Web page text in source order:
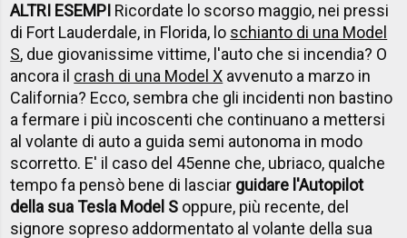
ALTRI ESEMPI Ricordate lo scorso maggio, nei pressi
di Fort Lauderdale, in Florida, lo schianto di una Model
S, due giovanissime vittime, l'auto che si incendia? O
ancora il crash di una Model X avvenuto a marzo in
California? Ecco, sembra che gli incidenti non bastino
a fermare i più incoscenti che continuano a mettersi
al volante di auto a guida semi autonoma in modo
scorretto. E' il caso del 45enne che, ubriaco, qualche
tempo fa pensò bene di lasciar guidare l'Autopilot
della sua Tesla Model S oppure, più recente, del
signore sopreso addormentato al volante della sua